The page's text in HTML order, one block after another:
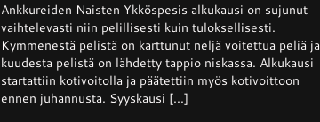
Ykköspesis:
Kangerteleva
kevätkausi
Ankkureiden Naisten Ykköspesis alkukausi on sujunut
vaihtelevasti niin pelillisesti kuin tuloksellisesti.
Kymmenestä pelistä on karttunut neljä voitettua peliä ja
kuudesta pelistä on lähdetty tappio niskassa. Alkukausi
startattiin kotivoitolla ja päätettiin myös kotivoittoon
ennen juhannusta. Syyskausi [...]